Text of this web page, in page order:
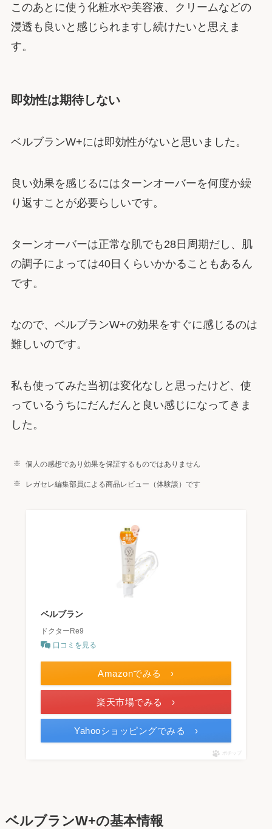
このあとに使う化粧水や美容液、クリームなどの
浸透も良いと感じられますし続けたいと思えま
す。
即効性は期待しない
ベルブランW+には即効性がないと思いました。
良い効果を感じるにはターンオーバーを何度か繰
り返すことが必要らしいです。
ターンオーバーは正常な肌でも28日周期だし、肌
の調子によっては40日くらいかかることもあるん
です。
なので、ベルブランW+の効果をすぐに感じるのは
難しいのです。
私も使ってみた当初は変化なしと思ったけど、使
っているうちにだんだんと良い感じになってきま
した。
個人の感想であり効果を保証するものではありません
レガセレ編集部員による商品レビュー（体験談）です
ベルブラン
ドクターRe9
口コミを見る
Amazonでみる ›
楽天市場でみる ›
Yahooショッピングでみる ›
ポチップ
ベルブランW+の基本情報